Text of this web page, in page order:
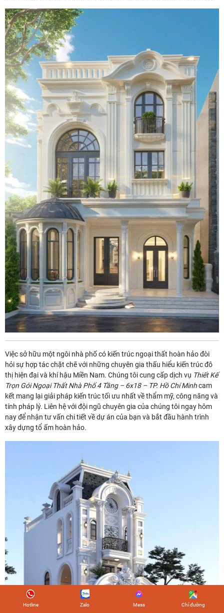
Việc sở hữu một ngôi nhà phố có kiến trúc ngoại thất hoàn hảo đòi
hỏi sự hợp tác chặt chẽ với những chuyên gia thấu hiểu kiến trúc đô
thị hiện đại và khí hậu Miền Nam. Chúng tôi cung cấp dịch vụ Thiết Kế
Trọn Gói Ngoại Thất Nhà Phố 4 Tầng – 6x18 – TP. Hồ Chí Minhcam
kết mang lại giải pháp kiến trúc tối ưu nhất về thẩm mỹ, công năng và
tính pháp lý. Liên hệ với đội ngũ chuyên gia của chúng tôi ngay hôm
nay để nhận tư vấn chi tiết về dự án của bạn và bắt đầu hành trình
xây dựng tổ ấm hoàn hảo.
Hotline Zalo Mess Chỉ đường